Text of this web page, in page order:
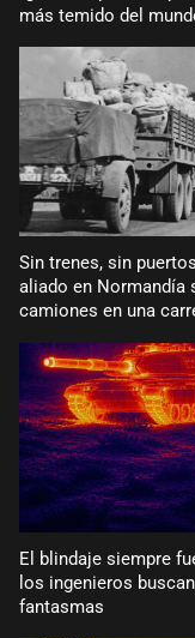
más temido del
Sin trenes, sin
aliado en Normandía
camiones en una
El blindaje siempre
los ingenieros
fantasmas